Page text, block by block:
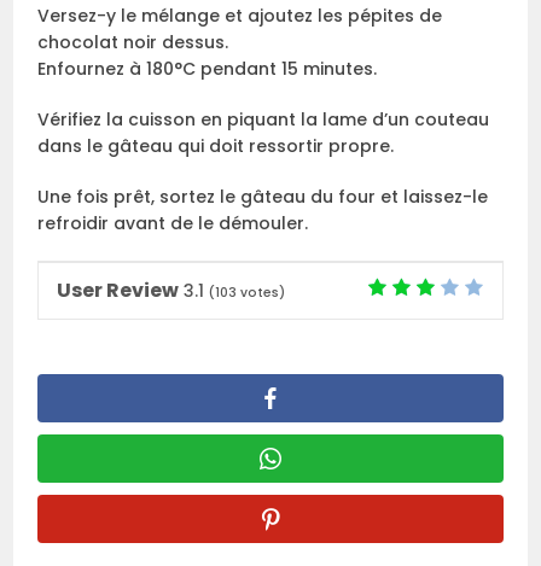
Versez-y le mélange et ajoutez les pépites de
chocolat noir dessus.
Enfournez à 180°C pendant 15 minutes.
Vérifiez la cuisson en piquant la lame d’un couteau
dans le gâteau qui doit ressortir propre.
Une fois prêt, sortez le gâteau du four et laissez-le
refroidir avant de le démouler.
User Review 3.1 (103 votes)